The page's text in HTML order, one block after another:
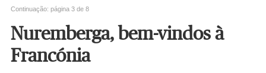
Continuação: página 3 de 8
Nuremberga, bem-vindos à
Francónia